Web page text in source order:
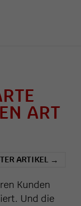
ART
ARTIKEL →
Kunden
Und die